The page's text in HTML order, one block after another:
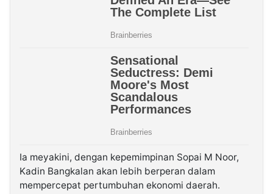
Ia meyakini, dengan kepemimpinan Sopai M Noor,
Kadin Bangkalan akan lebih berperan dalam
mempercepat pertumbuhan ekonomi daerah.